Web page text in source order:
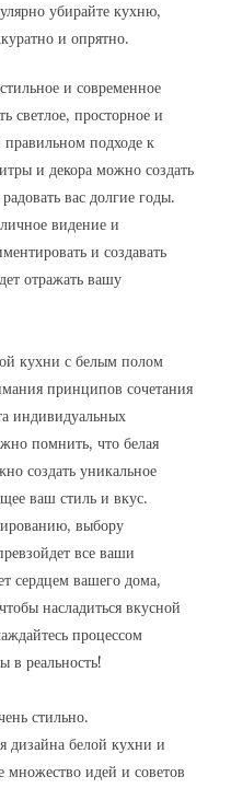
убирайте кухню,
и опрятно.
и современное
светлое, просторное и
подходе к
и декора можно создать
вас долгие годы.
видение и
и создавать
отражать вашу
кухни с белым полом
принципов сочетания
индивидуальных
помнить, что белая
создать уникальное
ваш стиль и вкус.
выбору
все ваши
сердцем вашего дома,
насладиться вкусной
процессом
в реальность!
стильно.
дизайна белой кухни и
множество идей и советов